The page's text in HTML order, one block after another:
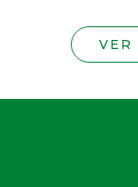
VER